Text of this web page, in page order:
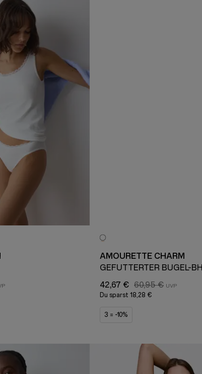
AMOURETTE CHARM
GEFÜTTERTER BÜGEL-BH
42,67 € 60,95 €
Du sparst 18,28 €
3 = -10%